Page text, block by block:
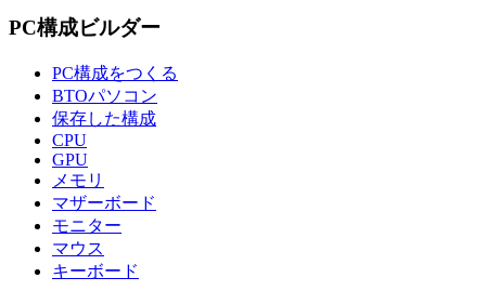
PC構成ビルダー
PC構成をつくる
BTOパソコン
保存した構成
CPU
GPU
メモリ
マザーボード
モニター
マウス
キーボード